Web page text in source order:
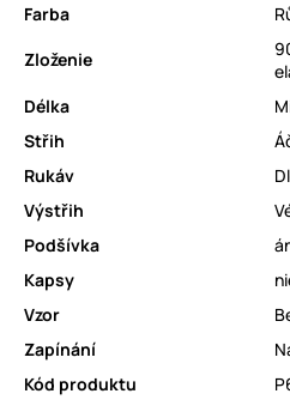
Farba
Zloženie
Délka
Střih
Rukáv
Výstřih
Podšívka
Kapsy
Vzor
Zapínání
Kód produktu